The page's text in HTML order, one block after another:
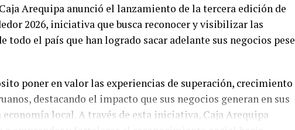
Arequipa anunció el lanzamiento de la tercera edición de
2026, iniciativa que busca reconocer y visibilizar las
todo el país que han logrado sacar adelante sus negocios pese
poner en valor las experiencias de superación, crecimiento
destacando el impacto que sus negocios generan en sus
local. A través de esta iniciativa, Caja Arequipa